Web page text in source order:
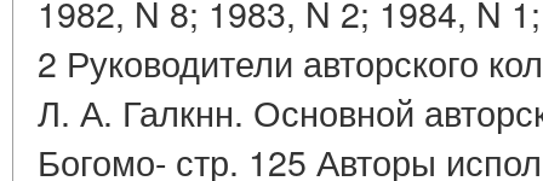
1982, N 8; 1983, N 2; 1984, N
2 Руководители авторского
Л. А. Галкнн. Основной
Богомо- стр. 125 Авторы